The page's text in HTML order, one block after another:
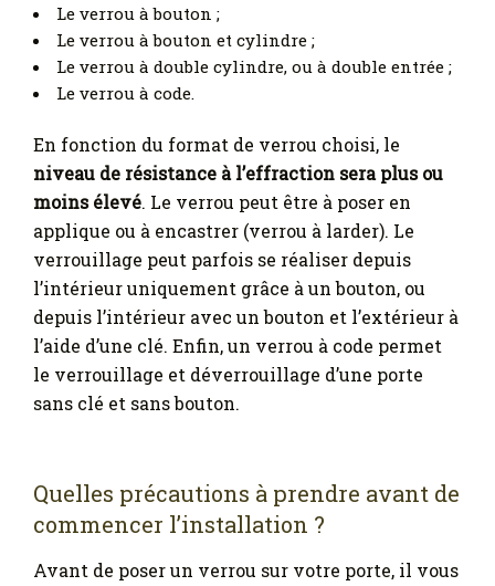
Le verrou à bouton ;
Le verrou à bouton et cylindre ;
Le verrou à double cylindre, ou à double entrée ;
Le verrou à code.
En fonction du format de verrou choisi, le
niveau de résistance à l’effraction sera plus ou
moins élevé. Le verrou peut être à poser en
applique ou à encastrer (verrou à larder). Le
verrouillage peut parfois se réaliser depuis
l’intérieur uniquement grâce à un bouton, ou
depuis l’intérieur avec un bouton et l’extérieur à
l’aide d’une clé. Enfin, un verrou à code permet
le verrouillage et déverrouillage d’une porte
sans clé et sans bouton.
Quelles précautions à prendre avant de
commencer l’installation ?
Avant de poser un verrou sur votre porte, il vous